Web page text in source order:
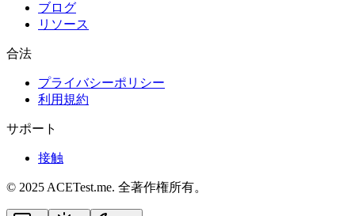
ブログ
リソース
合法
プライバシーポリシー
利用規約
サポート
接触
© 2025 ACETest.me. 全著作権所有。